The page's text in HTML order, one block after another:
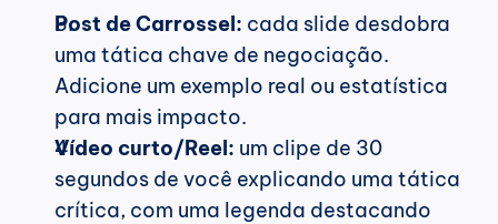
Post de Carrossel: cada slide desdobra
uma tática chave de negociação.
Adicione um exemplo real ou estatística
para mais impacto.
Vídeo curto/Reel: um clipe de 30
segundos de você explicando uma tática
crítica, com uma legenda destacando